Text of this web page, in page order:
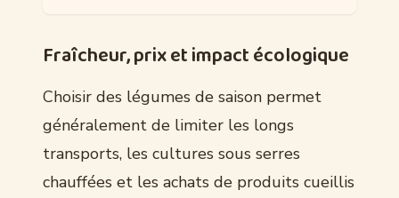
Fraîcheur, prix et impact écologique
Choisir des légumes de saison permet
généralement de limiter les longs
transports, les cultures sous serres
chauffées et les achats de produits cueillis